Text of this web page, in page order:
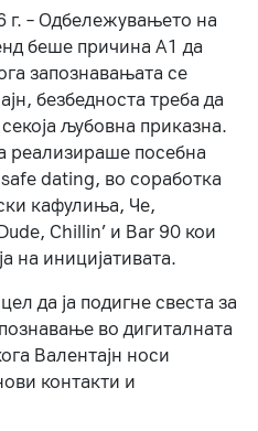
г. – Одбележувањето на
беше причина А1 да
запознавањата се
безбедноста треба да
љубовна приказна.
реализираше посебна
dating, во соработка
кафулиња, Че,
Chillin’ и Bar 90 кои
на иницијативата.
да ја подигне свеста за
во дигиталната
Валентајн носи
контакти и